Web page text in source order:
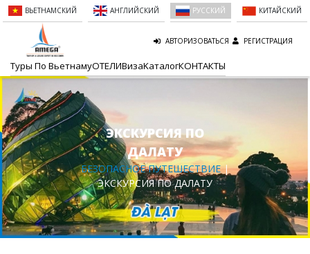
ВЬЕТНАМСКИЙ АНГЛИЙСКИЙ РУССКИЙ КИТАЙСКИЙ
АВТОРИЗОВАТЬСЯ РЕГИСТРАЦИЯ
Туры По ВьетнамуОТЕЛИВизаKаталогКОНТАКТЫ
ЭКСКУРСИЯ ПО
ДАЛАТУ
БЕЗОПАСНОЕ ПУТЕШЕСТВИЕ|
ЭКСКУРСИЯ ПО ДАЛАТУ